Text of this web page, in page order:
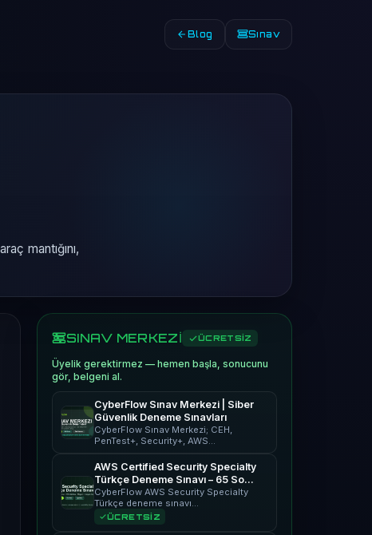
Blog Sınav
mantığını,
SINAV MERKEZİ ÜCRETSİZ
Üyelik gerektirmez — hemen başla, sonucunu
gör, belgeni al.
CyberFlow Sınav Merkezi | Siber
Güvenlik Deneme Sınavları
CyberFlow Sınav Merkezi; CEH,
PenTest+, Security+, AWS…
AWS Certified Security Specialty
Türkçe Deneme Sınavı – 65 Soru
| CyberFlow
CyberFlow AWS Security Specialty
Türkçe deneme sınavı…
ÜCRETSİZ